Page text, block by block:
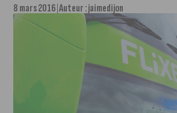
8 mars 2016 Auteur :jaimedijon